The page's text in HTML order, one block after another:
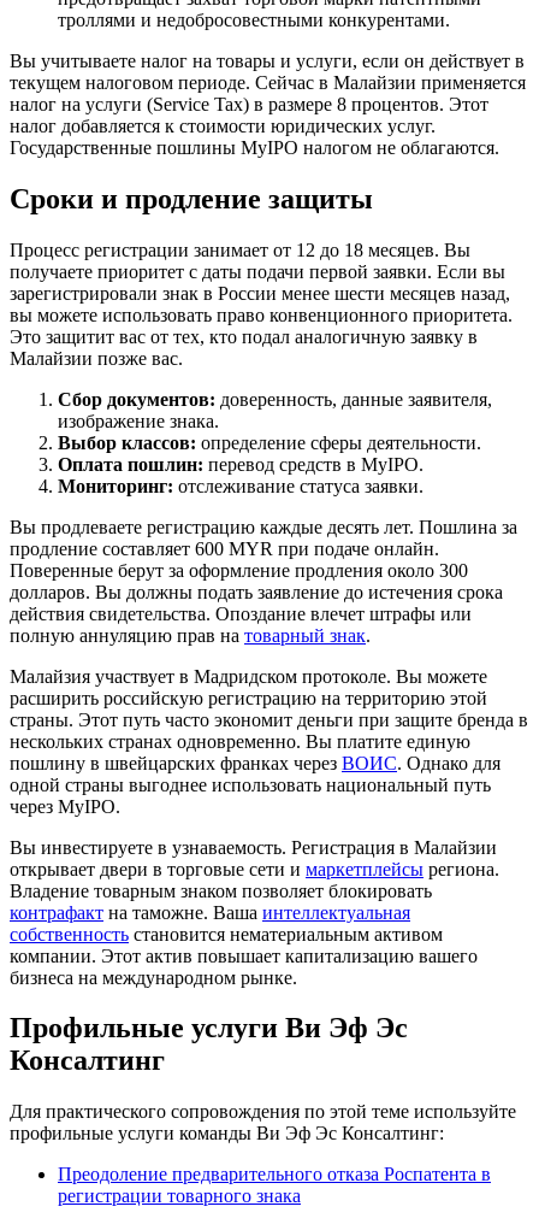
троллями и недобросовестными конкурентами.
Вы учитываете налог на товары и услуги, если он действует в
текущем налоговом периоде. Сейчас в Малайзии применяется
налог на услуги (Service Tax) в размере 8 процентов. Этот
налог добавляется к стоимости юридических услуг.
Государственные пошлины MyIPO налогом не облагаются.
Сроки и продление защиты
Процесс регистрации занимает от 12 до 18 месяцев. Вы
получаете приоритет с даты подачи первой заявки. Если вы
зарегистрировали знак в России менее шести месяцев назад,
вы можете использовать право конвенционного приоритета.
Это защитит вас от тех, кто подал аналогичную заявку в
Малайзии позже вас.
Сбор документов: доверенность, данные заявителя,
изображение знака.
Выбор классов: определение сферы деятельности.
Оплата пошлин: перевод средств в MyIPO.
Мониторинг: отслеживание статуса заявки.
Вы продлеваете регистрацию каждые десять лет. Пошлина за
продление составляет 600 MYR при подаче онлайн.
Поверенные берут за оформление продления около 300
долларов. Вы должны подать заявление до истечения срока
действия свидетельства. Опоздание влечет штрафы или
полную аннуляцию прав на товарный знак.
Малайзия участвует в Мадридском протоколе. Вы можете
расширить российскую регистрацию на территорию этой
страны. Этот путь часто экономит деньги при защите бренда в
нескольких странах одновременно. Вы платите единую
пошлину в швейцарских франках через ВОИС. Однако для
одной страны выгоднее использовать национальный путь
через MyIPO.
Вы инвестируете в узнаваемость. Регистрация в Малайзии
открывает двери в торговые сети и маркетплейсы региона.
Владение товарным знаком позволяет блокировать
контрафакт на таможне. Ваша интеллектуальная
собственность становится нематериальным активом
компании. Этот актив повышает капитализацию вашего
бизнеса на международном рынке.
Профильные услуги Ви Эф Эс
Консалтинг
Для практического сопровождения по этой теме используйте
профильные услуги команды Ви Эф Эс Консалтинг:
Преодоление предварительного отказа Роспатента в
регистрации товарного знака